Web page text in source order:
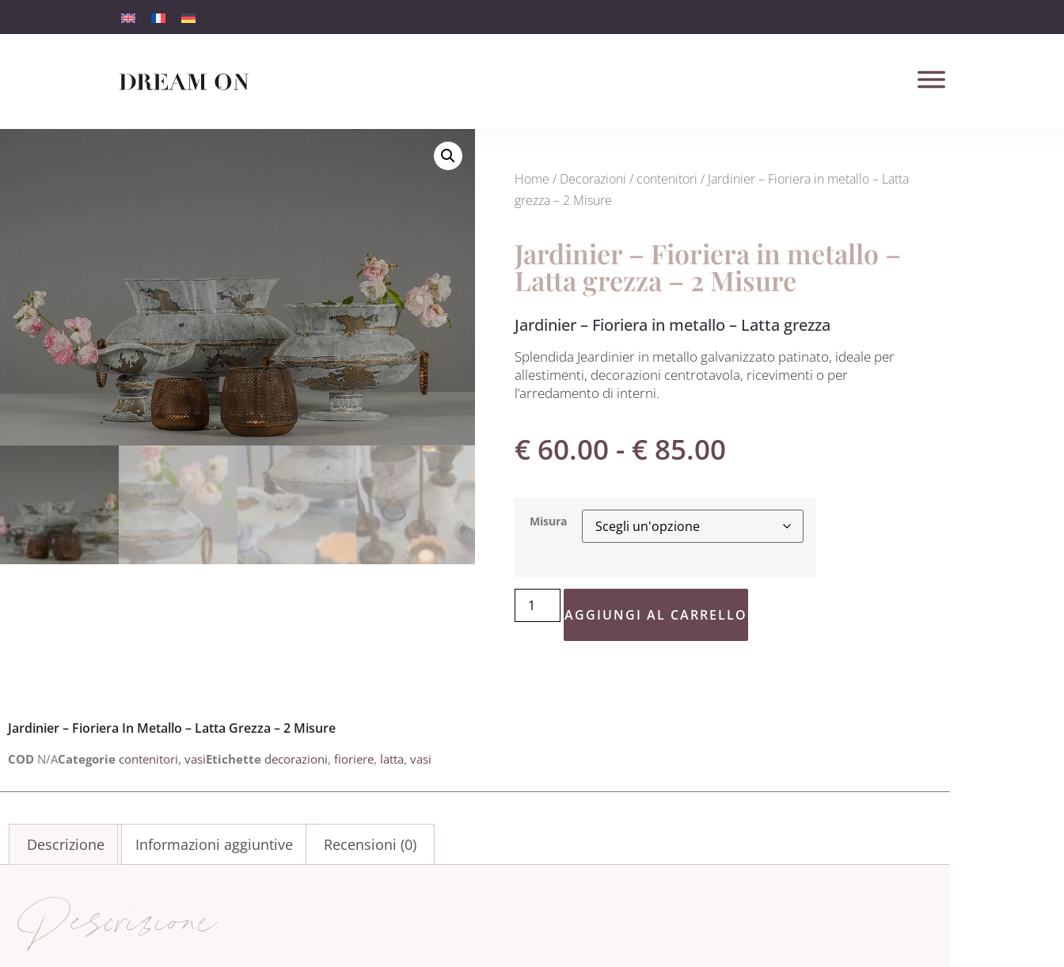
Home / Decorazioni / contenitori / Jardinier – Fioriera in metallo – Latta
grezza – 2 Misure
Jardinier – Fioriera in metallo –
Latta grezza – 2 Misure
Jardinier – Fioriera in metallo – Latta grezza
Splendida Jeardinier in metallo galvanizzato patinato, ideale per
allestimenti, decorazioni centrotavola, ricevimenti o per
l’arredamento di interni.
€ 60.00 - € 85.00
Misura
AGGIUNGI AL CARRELLO
Jardinier – Fioriera In Metallo – Latta Grezza – 2 Misure
COD N/ACategorie contenitori, vasiEtichette decorazioni, fioriere, latta, vasi
Descrizione Informazioni aggiuntive Recensioni (0)
Descrizione